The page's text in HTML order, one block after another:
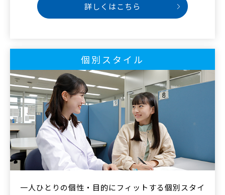
詳しくはこちら
個別スタイル
一人ひとりの個性・目的にフィットする個別スタイ